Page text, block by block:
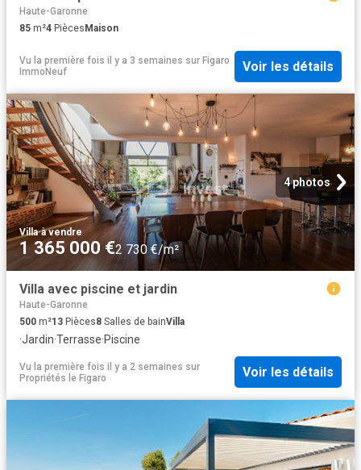
Haute-Garonne
85 m²4 Pièces Maison
Vu la première fois il y a 3 semaines sur Figaro
ImmoNeuf
Voir les détails
4 photos
Villa·à vendre
1 365 000 €2 730 €/m²
Villa avec piscine et jardin
Haute-Garonne
500 m²13 Pièces8 Salles de bainVilla
·Jardin·Terrasse·Piscine
Vu la première fois il y a 2 semaines sur
Propriétés le Figaro
Voir les détails